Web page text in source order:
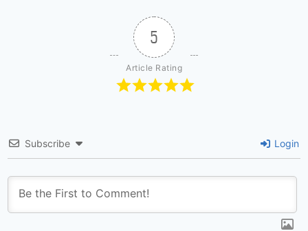
5
Article Rating
Subscribe Login